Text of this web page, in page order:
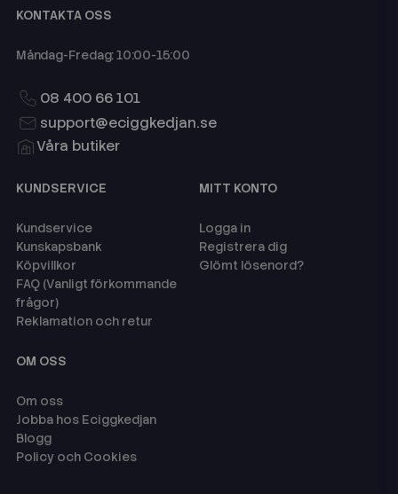
KONTAKTA OSS
Måndag-Fredag: 10:00-15:00
08 400 66 101
support@eciggkedjan.se
Våra butiker
KUNDSERVICE
Kundservice
Kunskapsbank
Köpvillkor
FAQ (Vanligt förkommande
frågor)
Reklamation och retur
MITT KONTO
Logga in
Registrera dig
Glömt lösenord?
OM OSS
Om oss
Jobba hos Eciggkedjan
Blogg
Policy och Cookies